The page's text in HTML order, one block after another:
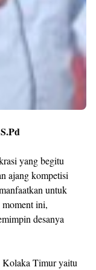
yang begitu
ajang kompetisi
untuk
ini,
desanya
Kolaka Timur yaitu